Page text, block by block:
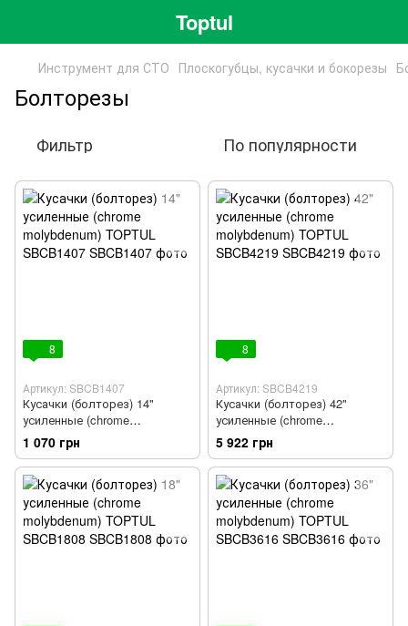
Toptul
Инструмент для СТО Плоскогубцы, кусачки и бокорезы
Болторезы
Фильтр По популярности
8
Артикул: SBCB1407
Кусачки (болторез) 14"
усиленные (chrome
molybdenum) TOPTUL
SBCB1407
1 070 грн
8
Артикул: SBCB4219
Кусачки (болторез) 42"
усиленные (chrome
molybdenum) TOPTUL
SBCB4219
5 922 грн